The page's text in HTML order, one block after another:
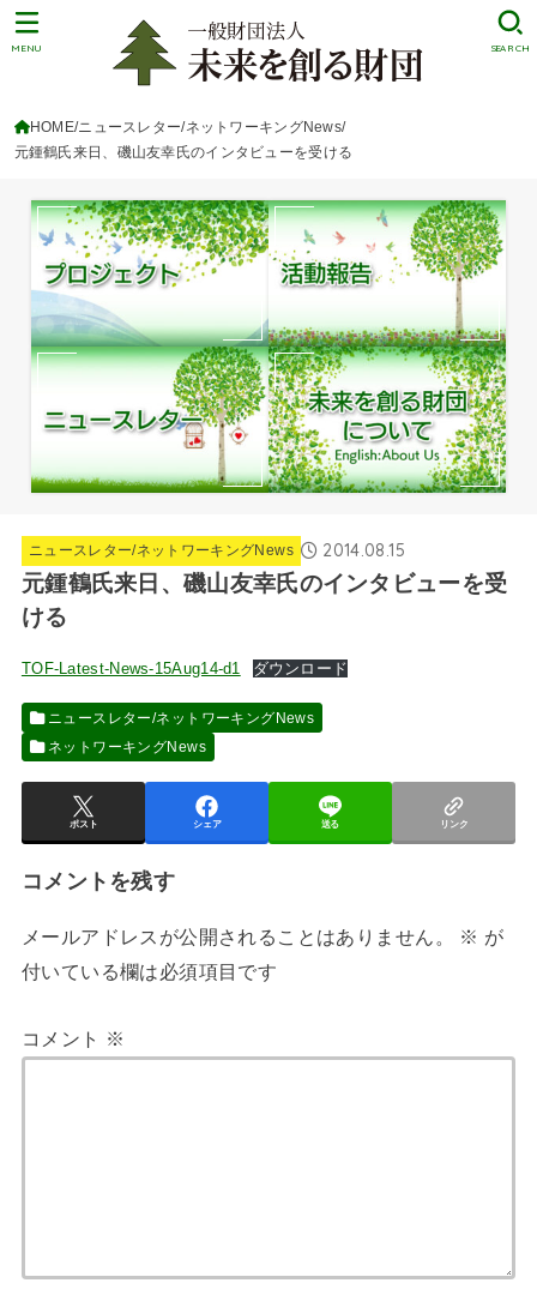
SEARCH
MENU
HOME ニュースレター/ネットワーキングNews
元鍾鶴氏来日、磯山友幸氏のインタビューを受ける
ニュースレター/ネットワーキングNews 2014.08.15
元鍾鶴氏来日、磯山友幸氏のインタビューを受
ける
TOF-Latest-News-15Aug14-d1 ダウンロード
ニュースレター/ネットワーキングNews
ネットワーキングNews
ポスト シェア 送る リンク
コメントを残す
メールアドレスが公開されることはありません。 ※ が
付いている欄は必須項目です
コメント ※